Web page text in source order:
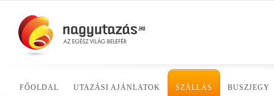
FŐOLDAL UTAZÁSI AJÁNLATOK SZÁLLÁS BUSZJEGY